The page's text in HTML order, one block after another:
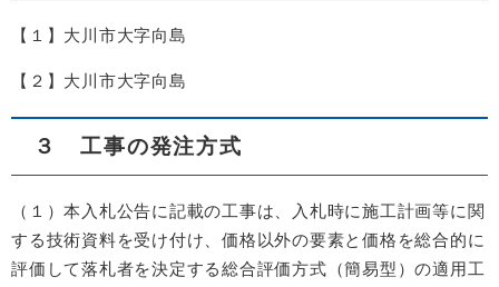
【１】大川市大字向島
【２】大川市大字向島
３ 工事の発注方式
（１）本入札公告に記載の工事は、入札時に施工計画等に関
する技術資料を受け付け、価格以外の要素と価格を総合的に
評価して落札者を決定する総合評価方式（簡易型）の適用工